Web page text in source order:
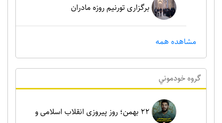
برگزاری تورنیم روزه مادران
مشاهده همه
گروه خودموني
۲۲ بهمن؛ روز پیروزی انقلاب اسلامی و